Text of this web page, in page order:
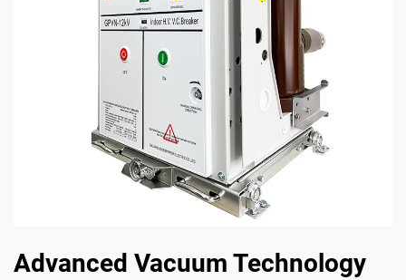
Advanced Vacuum Technology